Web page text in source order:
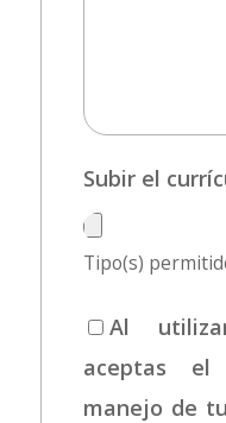
Subir el
Tipo(s)
Al
aceptas el
manejo de